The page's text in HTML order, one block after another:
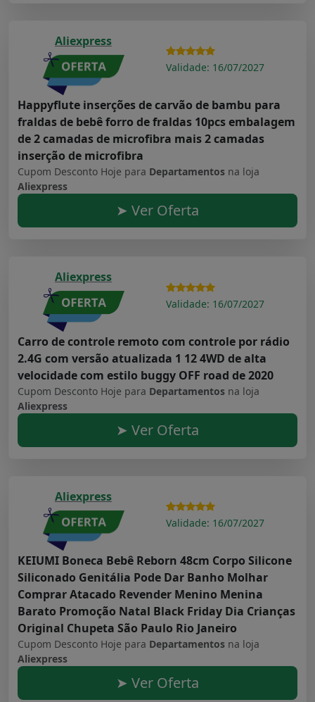
Aliexpress
Validade: 16/07/2027
Happyflute inserções de carvão de bambu para
fraldas de bebê forro de fraldas 10pcs embalagem
de 2 camadas de microfibra mais 2 camadas
inserção de microfibra
Cupom Desconto Hoje para Departamentos na loja
Aliexpress
➤ Ver Oferta
Aliexpress
Validade: 16/07/2027
Carro de controle remoto com controle por rádio
2.4G com versão atualizada 1 12 4WD de alta
velocidade com estilo buggy OFF road de 2020
Cupom Desconto Hoje para Departamentos na loja
Aliexpress
➤ Ver Oferta
Aliexpress
Validade: 16/07/2027
KEIUMI Boneca Bebê Reborn 48cm Corpo Silicone
Siliconado Genitália Pode Dar Banho Molhar
Comprar Atacado Revender Menino Menina
Barato Promoção Natal Black Friday Dia Crianças
Original Chupeta São Paulo Rio Janeiro
Cupom Desconto Hoje para Departamentos na loja
Aliexpress
➤ Ver Oferta